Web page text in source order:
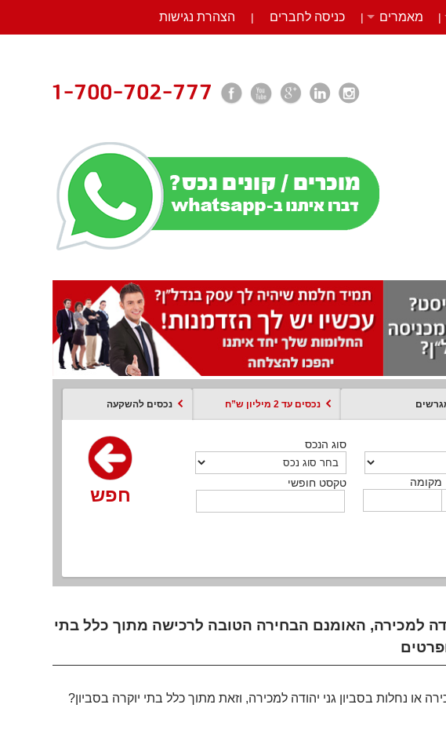
| מאמרים | כניסה לחברים | הצהרת נגישות
נכסים עד 2 מיליון ש”ח נכסים להשקעה
מקומה
סוג הנכס
טקסט חופשי
חפש
מקומה
סוג הנכס
טקסט חופשי
חפש
מקומה
סוג הנכס
טקסט חופשי
חפש
מקומה
סוג עסקה
טקסט חופשי
חפש חפש
סוג הנכס
חפש
עד קומה
טקסט חופשי
חפש
למכירה, האומנם הבחירה הטובה לרכישה מתוך כלל בתי
או נחלות בסביון גני יהודה למכירה, וזאת מתוך כלל בתי יוקרה בסביון?